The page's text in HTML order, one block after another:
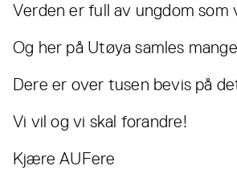
Verden er full av ungdom som
Og her på Utøya samles
Dere er over tusen bevis på
Vi vil og vi skal forandre!
Kjære AUFere